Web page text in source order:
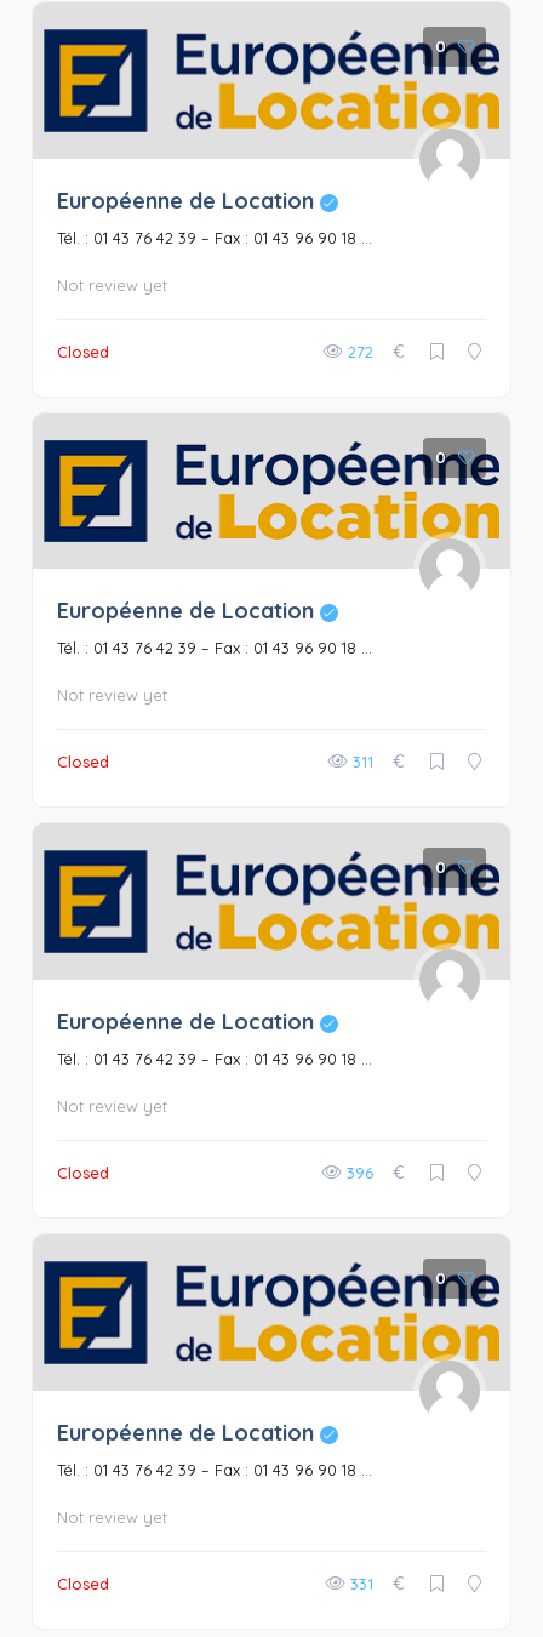
0
Européenne de Location
Tél. : 01 43 76 42 39 – Fax : 01 43 96 90 18 ...
Not review yet
Closed 272 €
0
Européenne de Location
Tél. : 01 43 76 42 39 – Fax : 01 43 96 90 18 ...
Not review yet
Closed 311 €
0
Européenne de Location
Tél. : 01 43 76 42 39 – Fax : 01 43 96 90 18 ...
Not review yet
Closed 396 €
0
Européenne de Location
Tél. : 01 43 76 42 39 – Fax : 01 43 96 90 18 ...
Not review yet
Closed 331 €